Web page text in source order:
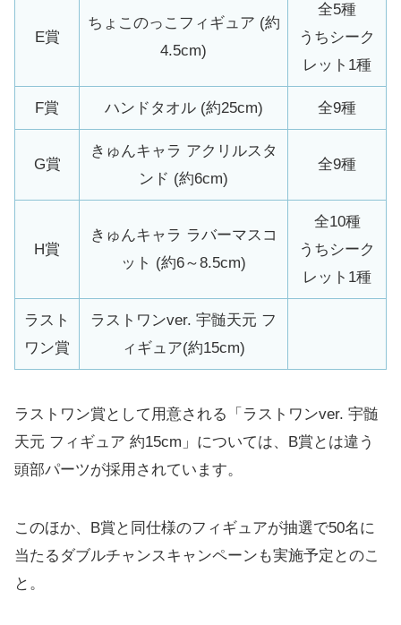
E賞
ちょこのっこフィギュア (約
4.5cm)
全5種
うちシーク
レット1種
F賞 ハンドタオル (約25cm) 全9種
G賞
きゅんキャラ アクリルスタ
ンド (約6cm)
全9種
H賞
きゅんキャラ ラバーマスコ
ット (約6～8.5cm)
全10種
うちシーク
レット1種
ラスト
ワン賞
ラストワンver. 宇髄天元 フ
ィギュア(約15cm)
ラストワン賞として用意される「ラストワンver. 宇髄
天元 フィギュア 約15cm」については、B賞とは違う
頭部パーツが採用されています。
このほか、B賞と同仕様のフィギュアが抽選で50名に
当たるダブルチャンスキャンペーンも実施予定とのこ
と。